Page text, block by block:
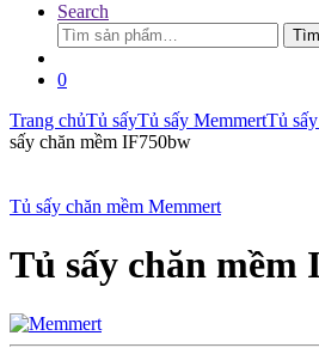
Search
Tìm
kiếm:
0
Trang chủTủ sấyTủ sấy MemmertTủ
sấy chăn mềm IF750bw
Tủ sấy chăn mềm Memmert
Tủ sấy chăn mềm